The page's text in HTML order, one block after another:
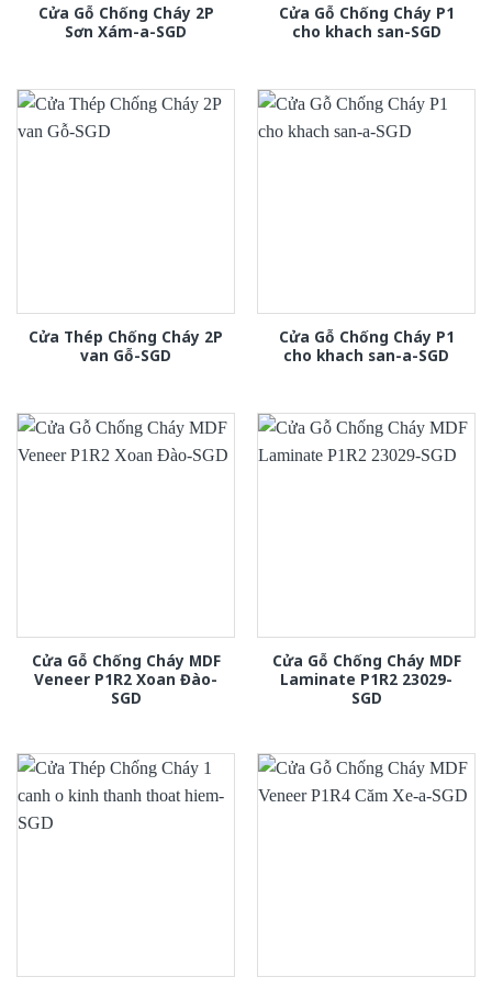
Cửa Gỗ Chống Cháy 2P
Sơn Xám-a-SGD
Cửa Gỗ Chống Cháy P1
cho khach san-SGD
Cửa Thép Chống Cháy 2P
van Gỗ-SGD
Cửa Gỗ Chống Cháy P1
cho khach san-a-SGD
Cửa Gỗ Chống Cháy MDF
Veneer P1R2 Xoan Đào-
SGD
Cửa Gỗ Chống Cháy MDF
Laminate P1R2 23029-
SGD